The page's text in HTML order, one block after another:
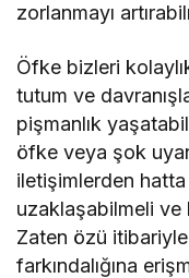
zorlanmayı
Öfke bizleri
tutum ve
pişmanlık
öfke veya şok
iletişimlerden
uzaklaşabilmeli ve
Zaten özü itibariyle
farkındalığına